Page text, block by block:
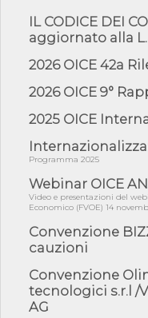
07/08/26 - Ponte sullo
sussistenza di...
07/08/26 - Tunnel
costr...
06/08/26 - Istat,
con ...
06/08/26 - DL PA
riqualificazione sism...
06/08/26 - CdM:
mate...
06/08/26 - DDL
norme UE in m...
05/08/26 - DL
fiducia...
05/08/26 - Focus OICE
IL CODICE DEI
aggiornato alla L.
2026 OICE 42a
2026 OICE 9°
2025 OICE
Programma 2025
Webinar OICE
Video e presentazioni del
Economico (FVOE) 14
Convenzione
cauzioni
Convenzione
tecnologici s.r.l /
AG